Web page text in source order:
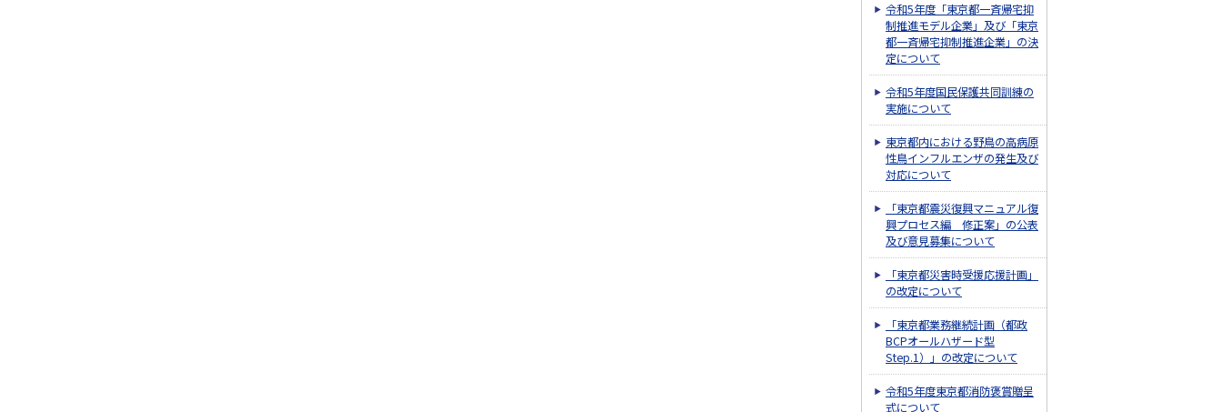
令和5年度「東京都一斉帰宅抑
制推進モデル企業」及び「東京
都一斉帰宅抑制推進企業」の決
定について
令和5年度国民保護共同訓練の
実施について
東京都内における野鳥の高病原
性鳥インフルエンザの発生及び
対応について
「東京都震災復興マニュアル復
興プロセス編 修正案」の公表
及び意見募集について
「東京都災害時受援応援計画」
の改定について
「東京都業務継続計画（都政
BCPオールハザード型
Step.1）」の改定について
令和5年度東京都消防褒賞贈呈
式について